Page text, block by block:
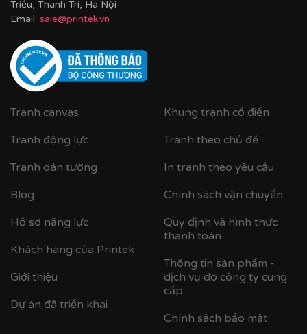
✨Chất liệu khung bền bỉ
Tranh được căng lên khung thông đã qua xử lý
chống cong vênh, ẩm mốc.
Hoàn thiện bằng khung bo viền chất liệu nhựa
composite cao cấp nâng tầm giá trị tranh.
Triều, Thanh Trì, Hà Nội
Email: sale@printek.vn
Tranh canvas
Tranh động lực
Tranh dán tường
Blog
Hồ sơ năng lực
Khách hàng của Printek
Giới thiệu
Dự án đã triển khai
Khung tranh cổ điển
Tranh theo chủ đề
In tranh theo yêu cầu
Chính sách vận chuyển
Quy định và hình thức
thanh toán
Thông tin sản phẩm -
dịch vụ do công ty cung
cấp
Chính sách bảo mật